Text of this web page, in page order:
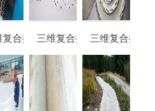
复合排水网
厚-8mm厚
三维复合排水网三维复合排水